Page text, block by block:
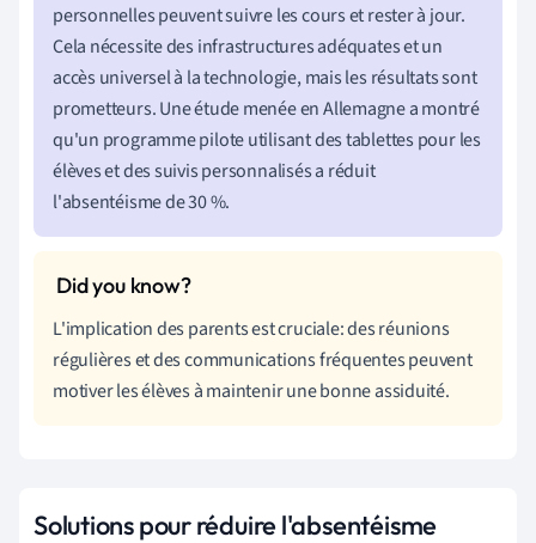
personnelles peuvent suivre les cours et rester à jour.
Cela nécessite des infrastructures adéquates et un
accès universel à la technologie, mais les résultats sont
prometteurs. Une étude menée en Allemagne a montré
qu'un programme pilote utilisant des tablettes pour les
élèves et des suivis personnalisés a réduit
l'absentéisme de 30 %.
L'implication des parents est cruciale: des réunions
régulières et des communications fréquentes peuvent
motiver les élèves à maintenir une bonne assiduité.
Solutions pour réduire l'absentéisme